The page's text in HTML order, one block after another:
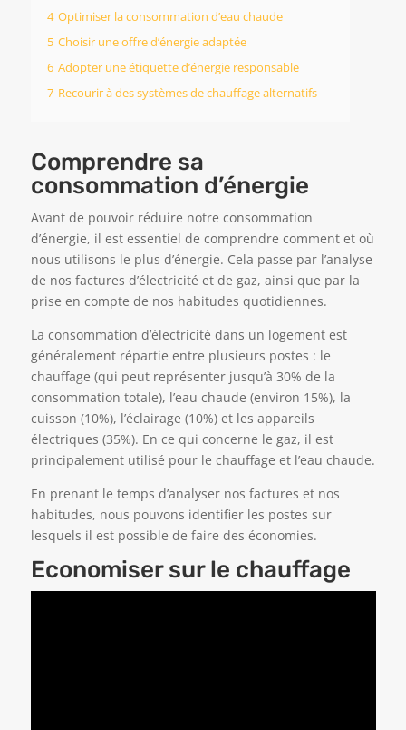
4 Optimiser la consommation d’eau chaude
5 Choisir une offre d’énergie adaptée
6 Adopter une étiquette d’énergie responsable
7 Recourir à des systèmes de chauffage alternatifs
Comprendre sa
consommation d’énergie
Avant de pouvoir réduire notre consommation
d’énergie, il est essentiel de comprendre comment et où
nous utilisons le plus d’énergie. Cela passe par l’analyse
de nos factures d’électricité et de gaz, ainsi que par la
prise en compte de nos habitudes quotidiennes.
La consommation d’électricité dans un logement est
généralement répartie entre plusieurs postes : le
chauffage (qui peut représenter jusqu’à 30% de la
consommation totale), l’eau chaude (environ 15%), la
cuisson (10%), l’éclairage (10%) et les appareils
électriques (35%). En ce qui concerne le gaz, il est
principalement utilisé pour le chauffage et l’eau chaude.
En prenant le temps d’analyser nos factures et nos
habitudes, nous pouvons identifier les postes sur
lesquels il est possible de faire des économies.
Economiser sur le chauffage